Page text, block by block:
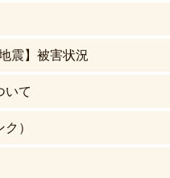
震】被害状況
いて
）